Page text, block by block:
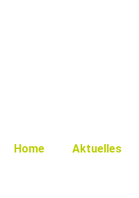
Home Aktuelles